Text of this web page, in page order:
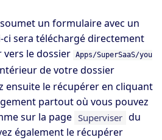
un formulaire avec un
ci sera téléchargé directement
le dossier Apps/SuperSaaS/you
de votre dossier
ensuite le récupérer en cliquant
partout où vous pouvez
sur la page Superviser du
également le récupérer